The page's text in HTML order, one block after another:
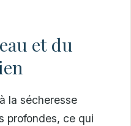
et du
la sécheresse
profondes, ce qui